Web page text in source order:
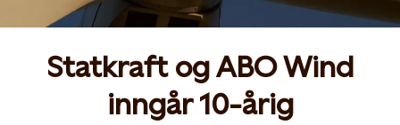
Statkraft og ABO Wind
inngår 10-årig